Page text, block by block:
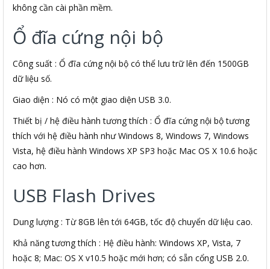
không cần cài phần mềm.
Ổ đĩa cứng nội bộ
Công suất : Ổ đĩa cứng nội bộ có thể lưu trữ lên đến 1500GB
dữ liệu số.
Giao diện : Nó có một giao diện USB 3.0.
Thiết bị / hệ điều hành tương thích : Ổ đĩa cứng nội bộ tương
thích với hệ điều hành như Windows 8, Windows 7, Windows
Vista, hệ điều hành Windows XP SP3 hoặc Mac OS X 10.6 hoặc
cao hơn.
USB Flash Drives
Dung lượng : Từ 8GB lên tới 64GB, tốc độ chuyển dữ liệu cao.
Khả năng tương thích : Hệ điều hành: Windows XP, Vista, 7
hoặc 8; Mac: OS X v10.5 hoặc mới hơn; có sẵn cổng USB 2.0.